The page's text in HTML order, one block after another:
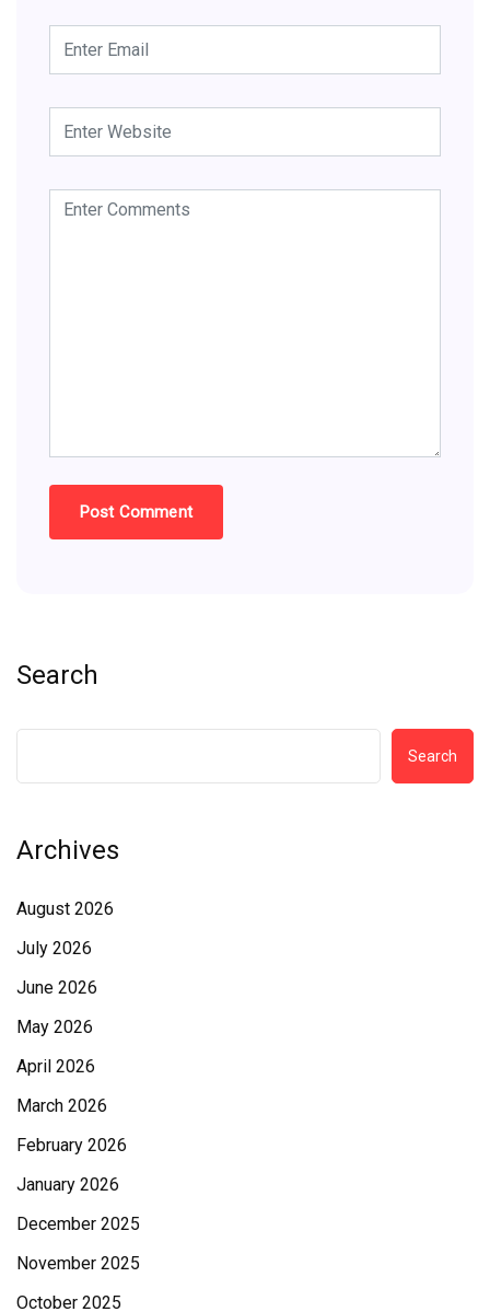
Search
Search
Archives
August 2026
July 2026
June 2026
May 2026
April 2026
March 2026
February 2026
January 2026
December 2025
November 2025
October 2025